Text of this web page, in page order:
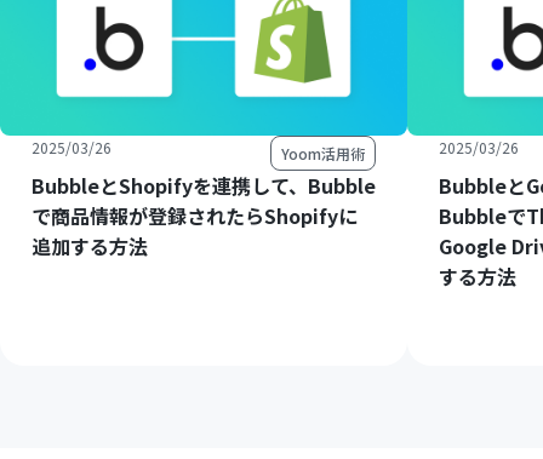
2025/03/26 Yoom活用術
BubbleとShopifyを連携して、Bubble
で商品情報が登録されたらShopifyに
追加する方法
2025/03/26
Bubbleと
Bubbleで
Google
する方法